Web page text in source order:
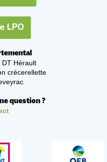
LPO
DT Hérault
crécerellette
question ?